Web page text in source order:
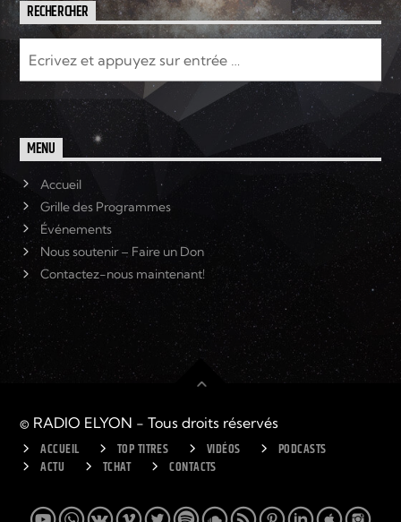
RECHERCHER
MENU
Accueil
Grille des Programmes
Événements
Nous soutenir – Faire un Don
Contactez-nous maintenant!
© RADIO ELYON - Tous droits réservés
ACCUEIL TOP TITRES VIDÉOS
PODCASTS
ACTU
TCHAT CONTACTS